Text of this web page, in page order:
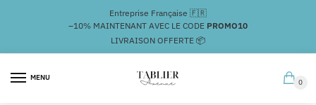
navigation
Entreprise Française 🇫🇷
–10% MAINTENANT AVEC LE CODE PROMO10
LIVRAISON OFFERTE 📦
MENU
0